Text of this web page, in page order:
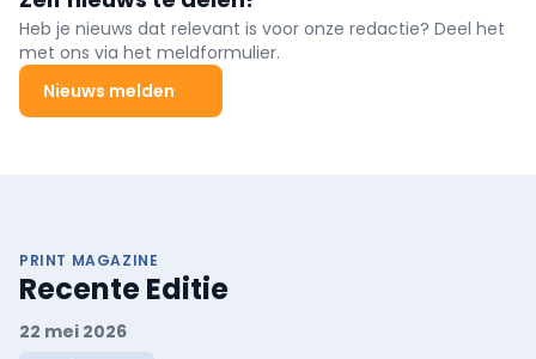
Heb je nieuws dat relevant is voor onze redactie? Deel het
met ons via het meldformulier.
Nieuws melden
PRINT MAGAZINE
Recente Editie
22 mei 2026